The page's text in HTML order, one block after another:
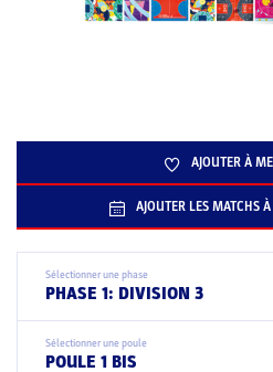
AJOUTER À
AJOUTER LES MATCHS
Sélectionner une phase
PHASE 1: DIVISION 3
Sélectionner une poule
POULE 1 BIS